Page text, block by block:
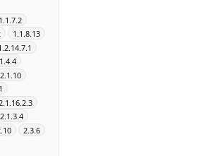
1.1.7.2
1.1.8.13
2.1.10
2.1.16.2.3
2.3.6